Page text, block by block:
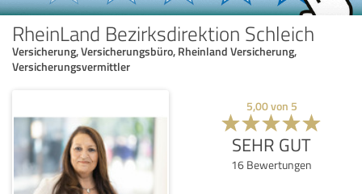
RheinLand Bezirksdirektion Schleich
Versicherung, Versicherungsbüro, Rheinland Versicherung,
Versicherungsvermittler
5,00von 5
SEHR GUT
16 Bewertungen